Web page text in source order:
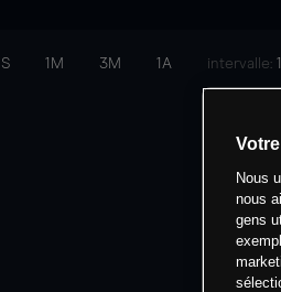
1M 3M 1A intervalle:
Nous
nous
gens